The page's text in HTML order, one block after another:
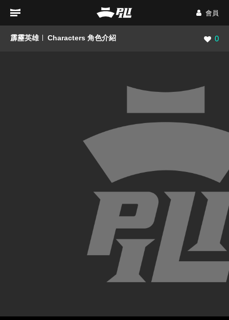
會員
霹靂英雄 Characters 角色介紹 瀏覽
0